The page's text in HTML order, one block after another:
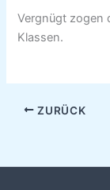
Vergnügt zogen
Klassen.
ZURÜCK